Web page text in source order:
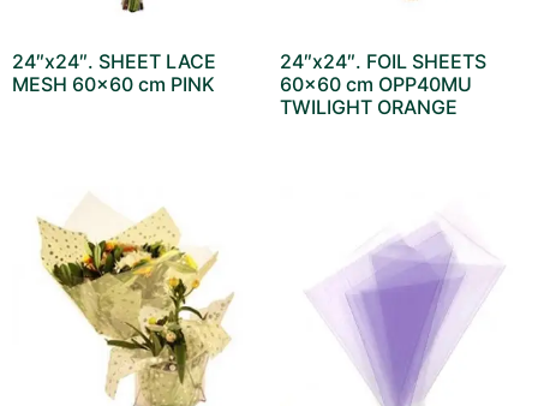
24″x24″. SHEET LACE
MESH 60×60 cm PINK
24″x24″. FOIL SHEETS
60×60 cm OPP40MU
TWILIGHT ORANGE